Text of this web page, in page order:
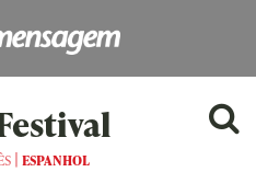
| ESPANHOL